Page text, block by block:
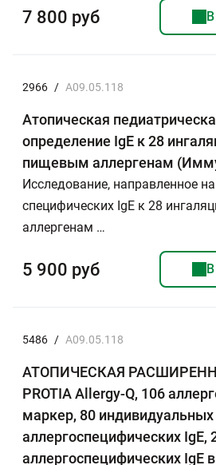
7 800 руб
2966 / A09.05.118
Атопическая
определение IgE к 28
пищевым аллергенам
Исследование, направленное
специфических IgE к 28
аллергенам …
5 900 руб
5486 / A09.05.118
АТОПИЧЕСКАЯ
PROTIA Allergy-Q, 106
маркер, 80 индивидуальных
аллергоспецифических IgE,
аллергоспецифических IgE